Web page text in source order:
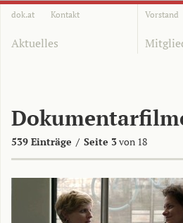
dok.at Kontakt Vorstand
Aktuelles
539 Einträge / Seite 3von 18